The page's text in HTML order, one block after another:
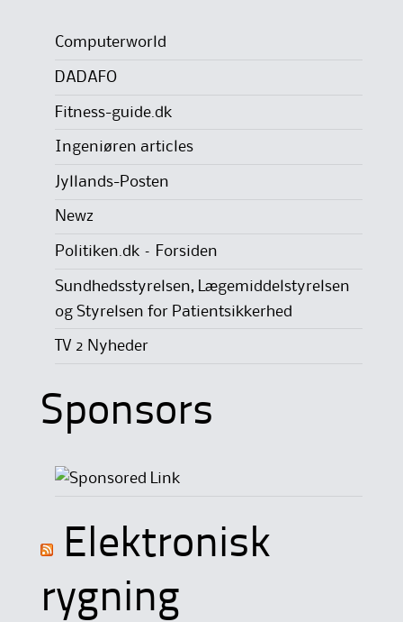
Computerworld
DADAFO
Fitness-guide.dk
Ingeniøren articles
Jyllands-Posten
Newz
Politiken.dk – Forsiden
Sundhedsstyrelsen, Lægemiddelstyrelsen
og Styrelsen for Patientsikkerhed
TV 2 Nyheder
Sponsors
Elektronisk
rygning